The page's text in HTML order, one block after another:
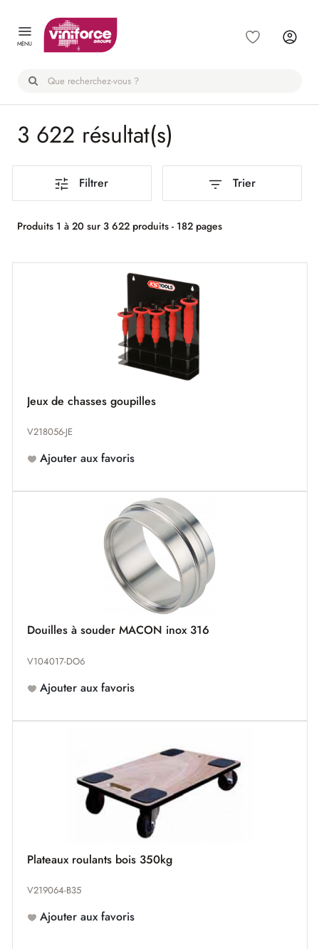
MENU
3 622 résultat(s)
Filtrer Trier
Produits 1 à 20 sur 3 622 produits - 182 pages
Jeux de chasses goupilles
V218056-JE
Ajouter aux favoris
Douilles à souder MACON inox 316
V104017-DO6
Ajouter aux favoris
Plateaux roulants bois 350kg
V219064-B35
Ajouter aux favoris